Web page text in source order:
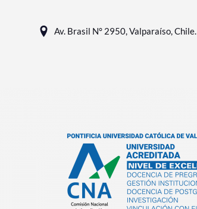
Av. Brasil N° 2950, Valparaíso, Chile.